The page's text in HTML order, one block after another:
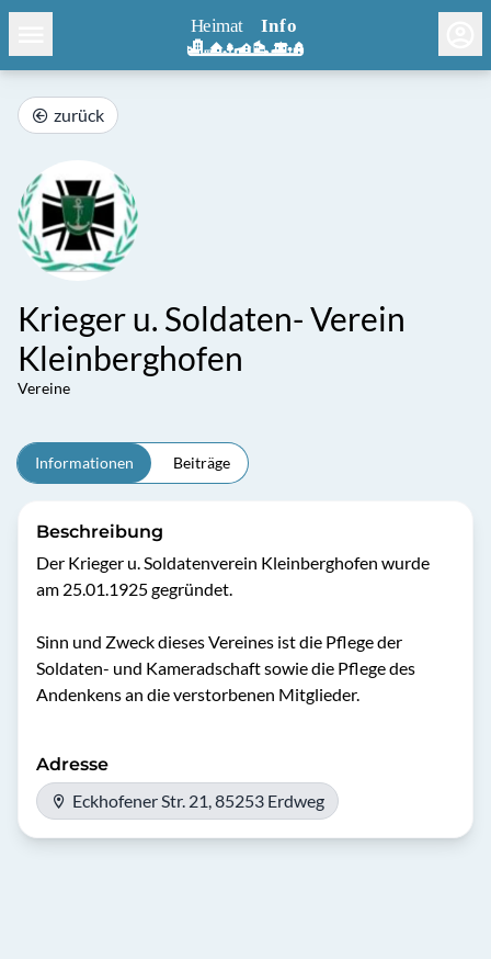
zurück
Krieger u. Soldaten- Verein
Kleinberghofen
Vereine
Informationen Beiträge
Beschreibung
Der Krieger u. Soldatenverein Kleinberghofen wurde
am 25.01.1925 gegründet.
Sinn und Zweck dieses Vereines ist die Pflege der
Soldaten- und Kameradschaft sowie die Pflege des
Andenkens an die verstorbenen Mitglieder.
Adresse
Eckhofener Str. 21, 85253 Erdweg